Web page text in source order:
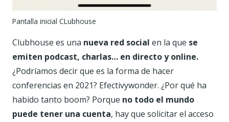
Pantalla inicial CLubhouse
Clubhouse es una nueva red social en la que se
emiten podcast, charlas… en directo y online.
¿Podríamos decir que es la forma de hacer
conferencias en 2021? Efectivywonder. ¿Por qué ha
habido tanto boom? Porque no todo el mundo
puede tener una cuenta, hay que solicitar el acceso